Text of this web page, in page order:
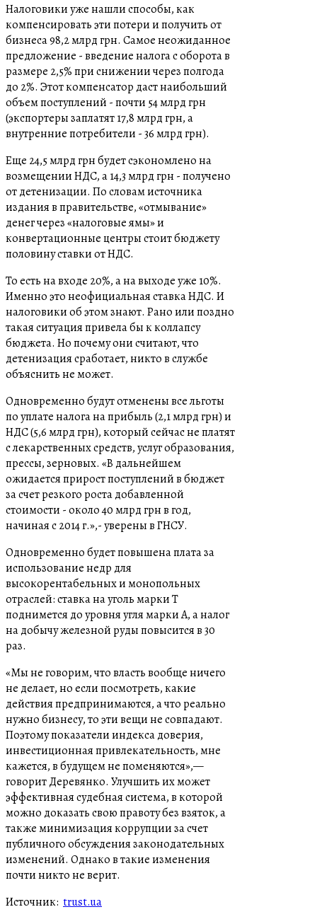
Налоговики уже нашли способы, как
компенсировать эти потери и получить от
бизнеса 98,2 млрд грн. Самое неожиданное
предложение - введение налога с оборота в
размере 2,5% при снижении через полгода
до 2%. Этот компенсатор даст наибольший
объем поступлений - почти 54 млрд грн
(экспортеры заплатят 17,8 млрд грн, а
внутренние потребители - 36 млрд грн).
Еще 24,5 млрд грн будет сэкономлено на
возмещении НДС, а 14,3 млрд грн - получено
от детенизации. По словам источника
издания в правительстве, «отмывание»
денег через «налоговые ямы» и
конвертационные центры стоит бюджету
половину ставки от НДС.
То есть на входе 20%, а на выходе уже 10%.
Именно это неофициальная ставка НДС. И
налоговики об этом знают. Рано или поздно
такая ситуация привела бы к коллапсу
бюджета. Но почему они считают, что
детенизация сработает, никто в службе
объяснить не может.
Одновременно будут отменены все льготы
по уплате налога на прибыль (2,1 млрд грн) и
НДС (5,6 млрд грн), который сейчас не платят
с лекарственных средств, услуг образования,
прессы, зерновых. «В дальнейшем
ожидается прирост поступлений в бюджет
за счет резкого роста добавленной
стоимости - около 40 млрд грн в год,
начиная с 2014 г.»,- уверены в ГНСУ.
Одновременно будет повышена плата за
использование недр для
высокорентабельных и монопольных
отраслей: ставка на уголь марки Т
поднимется до уровня угля марки А, а налог
на добычу железной руды повысится в 30
раз.
«Мы не говорим, что власть вообще ничего
не делает, но если посмотреть, какие
действия предпринимаются, а что реально
нужно бизнесу, то эти вещи не совпадают.
Поэтому показатели индекса доверия,
инвестиционная привлекательность, мне
кажется, в будущем не поменяются»,—
говорит Деревянко. Улучшить их может
эффективная судебная система, в которой
можно доказать свою правоту без взяток, а
также минимизация коррупции за счет
публичного обсуждения законодательных
изменений. Однако в такие изменения
почти никто не верит.
Источник: trust.ua